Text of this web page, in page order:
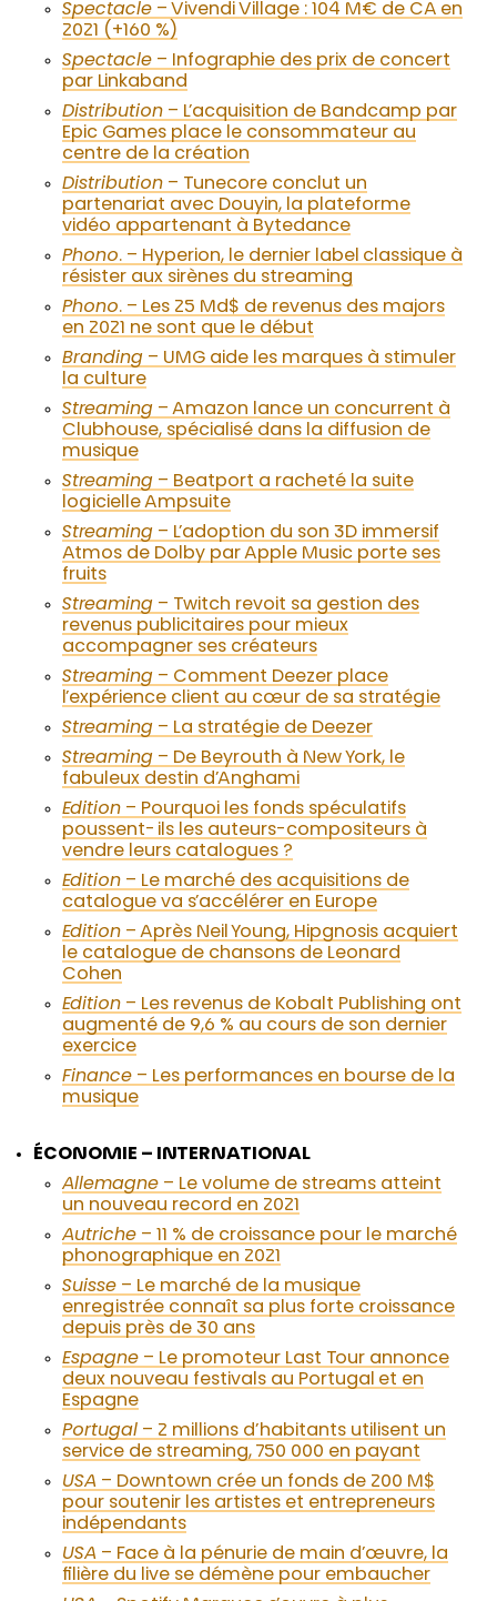
Spectacle – Vivendi Village : 104 M€ de CA en
2021 (+160 %)
Spectacle – Infographie des prix de concert
par Linkaband
Distribution – L’acquisition de Bandcamp par
Epic Games place le consommateur au
centre de la création
Distribution – Tunecore conclut un
partenariat avec Douyin, la plateforme
vidéo appartenant à Bytedance
Phono. – Hyperion, le dernier label classique à
résister aux sirènes du streaming
Phono. – Les 25 Md$ de revenus des majors
en 2021 ne sont que le début
Branding – UMG aide les marques à stimuler
la culture
Streaming – Amazon lance un concurrent à
Clubhouse, spécialisé dans la diffusion de
musique
Streaming – Beatport a racheté la suite
logicielle Ampsuite
Streaming – L’adoption du son 3D immersif
Atmos de Dolby par Apple Music porte ses
fruits
Streaming – Twitch revoit sa gestion des
revenus publicitaires pour mieux
accompagner ses créateurs
Streaming – Comment Deezer place
l’expérience client au cœur de sa stratégie
Streaming – La stratégie de Deezer
Streaming – De Beyrouth à New York, le
fabuleux destin d’Anghami
Edition – Pourquoi les fonds spéculatifs
poussent-ils les auteurs-compositeurs à
vendre leurs catalogues ?
Edition – Le marché des acquisitions de
catalogue va s’accélérer en Europe
Edition – Après Neil Young, Hipgnosis acquiert
le catalogue de chansons de Leonard
Cohen
Edition – Les revenus de Kobalt Publishing ont
augmenté de 9,6 % au cours de son dernier
exercice
Finance – Les performances en bourse de la
musique
ÉCONOMIE – INTERNATIONAL
Allemagne – Le volume de streams atteint
un nouveau record en 2021
Autriche – 11 % de croissance pour le marché
phonographique en 2021
Suisse – Le marché de la musique
enregistrée connaît sa plus forte croissance
depuis près de 30 ans
Espagne – Le promoteur Last Tour annonce
deux nouveau festivals au Portugal et en
Espagne
Portugal – 2 millions d’habitants utilisent un
service de streaming, 750 000 en payant
USA – Downtown crée un fonds de 200 M$
pour soutenir les artistes et entrepreneurs
indépendants
USA – Face à la pénurie de main d’œuvre, la
filière du live se démène pour embaucher